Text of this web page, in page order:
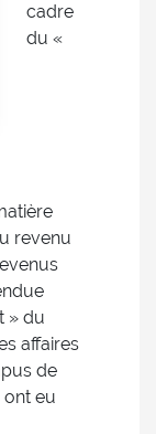
cadre
du «
revenu
» du
affaires
de
ont eu